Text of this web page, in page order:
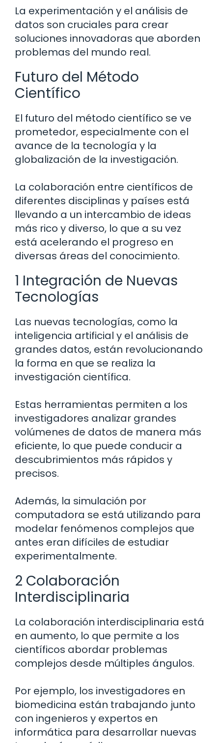
La experimentación y el análisis de
datos son cruciales para crear
soluciones innovadoras que aborden
problemas del mundo real.
Futuro del Método
Científico
El futuro del método científico se ve
prometedor, especialmente con el
avance de la tecnología y la
globalización de la investigación.
La colaboración entre científicos de
diferentes disciplinas y países está
llevando a un intercambio de ideas
más rico y diverso, lo que a su vez
está acelerando el progreso en
diversas áreas del conocimiento.
1 Integración de Nuevas
Tecnologías
Las nuevas tecnologías, como la
inteligencia artificial y el análisis de
grandes datos, están revolucionando
la forma en que se realiza la
investigación científica.
Estas herramientas permiten a los
investigadores analizar grandes
volúmenes de datos de manera más
eficiente, lo que puede conducir a
descubrimientos más rápidos y
precisos.
Además, la simulación por
computadora se está utilizando para
modelar fenómenos complejos que
antes eran difíciles de estudiar
experimentalmente.
2 Colaboración
Interdisciplinaria
La colaboración interdisciplinaria está
en aumento, lo que permite a los
científicos abordar problemas
complejos desde múltiples ángulos.
Por ejemplo, los investigadores en
biomedicina están trabajando junto
con ingenieros y expertos en
informática para desarrollar nuevas